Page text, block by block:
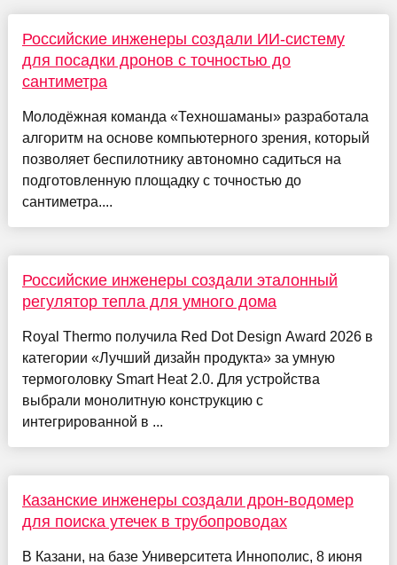
Российские инженеры создали ИИ-систему
для посадки дронов с точностью до
сантиметра
Молодёжная команда «Техношаманы» разработала
алгоритм на основе компьютерного зрения, который
позволяет беспилотнику автономно садиться на
подготовленную площадку с точностью до
сантиметра....
Российские инженеры создали эталонный
регулятор тепла для умного дома
Royal Thermo получила Red Dot Design Award 2026 в
категории «Лучший дизайн продукта» за умную
термоголовку Smart Heat 2.0. Для устройства
выбрали монолитную конструкцию с
интегрированной в ...
Казанские инженеры создали дрон-водомер
для поиска утечек в трубопроводах
В Казани, на базе Университета Иннополис, 8 июня